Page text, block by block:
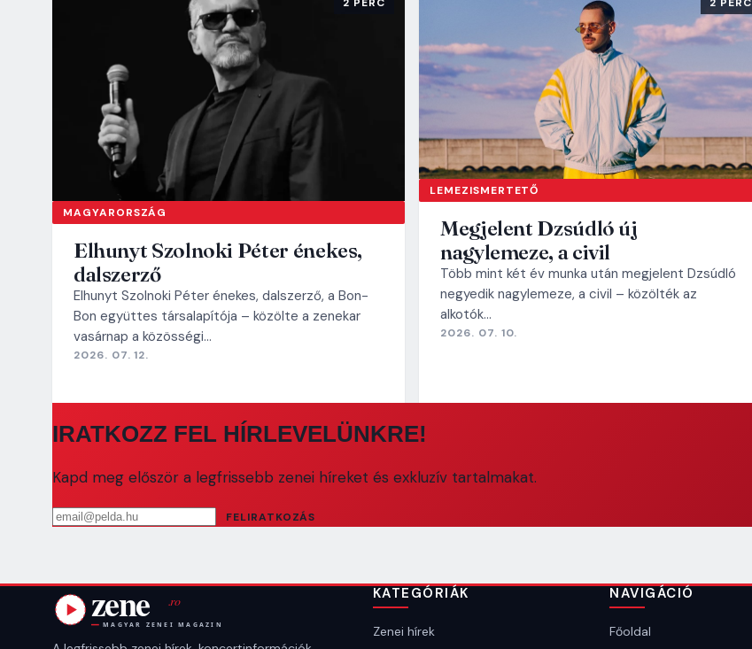
MAGYARORSZÁG
Elhunyt Szolnoki Péter énekes,
dalszerző
Elhunyt Szolnoki Péter énekes, dalszerző, a Bon-
Bon együttes társalapítója – közölte a zenekar
vasárnap a közösségi…
2026. 07. 12.
LEMEZISMERTETŐ
Megjelent Dzsúdló új
nagylemeze, a civil
Több mint két év munka után megjelent Dzsúdló
negyedik nagylemeze, a civil – közölték az
alkotók…
2026. 07. 10.
IRATKOZZ FEL HÍRLEVELÜNKRE!
Kapd meg először a legfrissebb zenei híreket és exkluzív tartalmakat.
Email cím
FELIRATKOZÁS
KATEGÓRIÁK
Zenei hírek
NAVIGÁCIÓ
Főoldal